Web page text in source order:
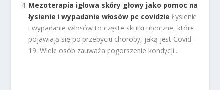
Mezoterapia igłowa skóry głowy jako pomoc na
łysienie i wypadanie włosów po covidzie Łysienie
i wypadanie włosów to częste skutki uboczne, które
pojawiają się po przebyciu choroby, jaką jest Covid-
19. Wiele osób zauważa pogorszenie kondycji...